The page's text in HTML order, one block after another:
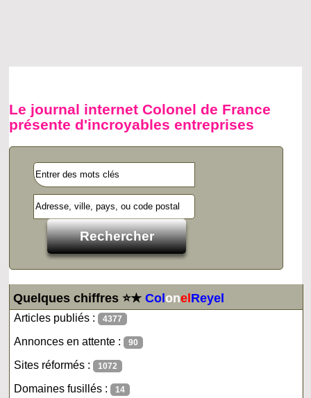
Le journal internet Colonel de France
présente d'incroyables entreprises
Quelques chiffres ⭐★ColonelReyel
Articles publiés : 4377
Annonces en attente : 90
Sites réformés : 1072
Domaines fusillés : 14